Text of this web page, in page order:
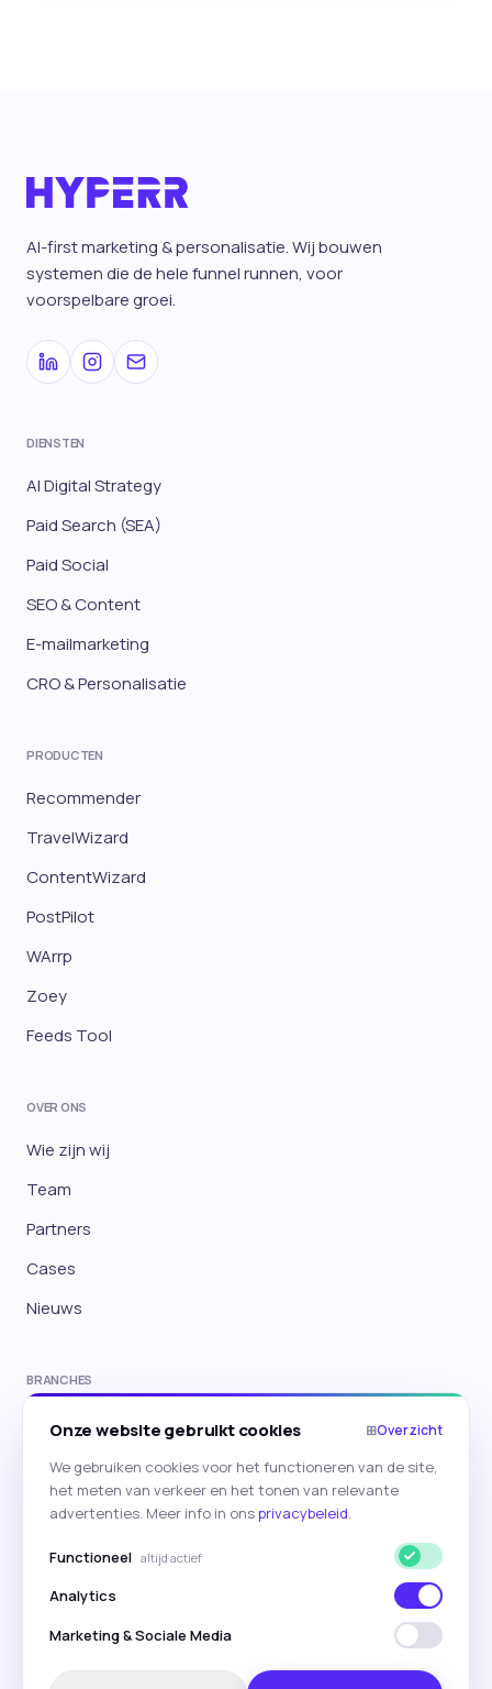
AI-first marketing & personalisatie. Wij bouwen
systemen die de hele funnel runnen, voor
voorspelbare groei.
DIENSTEN
AI Digital Strategy
Paid Search (SEA)
Paid Social
SEO & Content
E-mailmarketing
CRO & Personalisatie
PRODUCTEN
Recommender
TravelWizard
ContentWizard
PostPilot
WArrp
Zoey
Feeds Tool
OVER ONS
Wie zijn wij
Team
Partners
Cases
Nieuws
BRANCHES
E-commerce
Travel
Onderwijs
©2026Hyperr.ai · AI-first marketing
Onze website gebruikt cookies ⊞Overzicht
We gebruiken cookies voor het functioneren van de site,
het meten van verkeer en het tonen van relevante
advertenties. Meer info in onsprivacybeleid.
Functioneel altijd actief
Analytics
Marketing & Sociale Media